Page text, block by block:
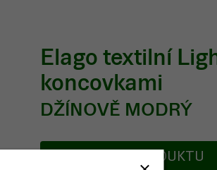
Elago textilní
koncovkami
DŽÍNOVĚ MODRÝ
POPIS PRODUKTU